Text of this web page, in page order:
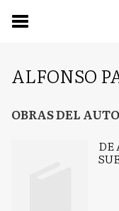
ALFONSO
OBRAS DEL
DE